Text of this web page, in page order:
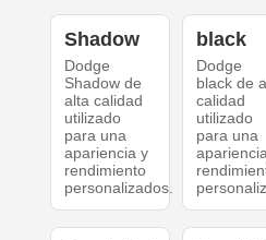
Shadow
Dodge
Shadow de
alta calidad
utilizado
para una
apariencia y
rendimiento
personalizados.
black
Dodge
black de
calidad
utilizado
para una